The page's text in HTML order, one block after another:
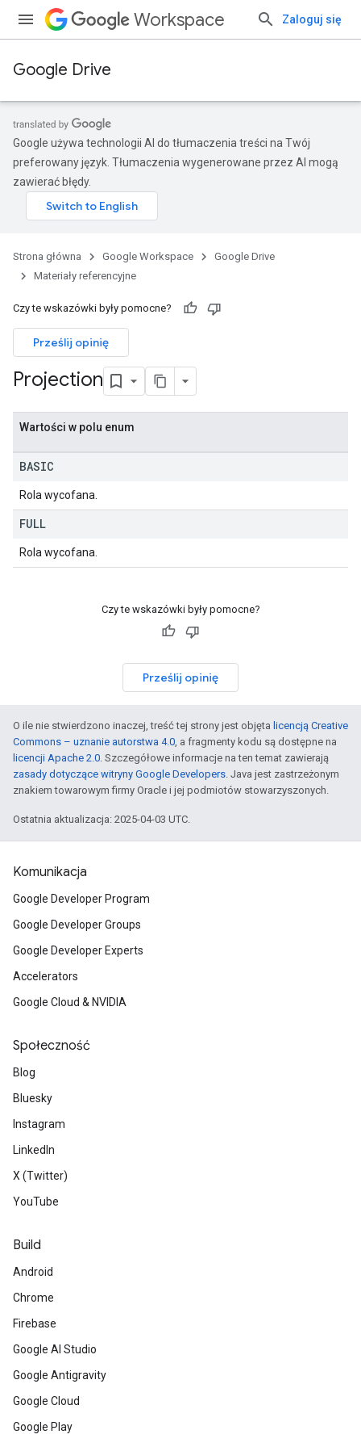
Workspace Zaloguj się
Google Drive
Google używa technologii AI do tłumaczenia treści na Twój
preferowany język. Tłumaczenia wygenerowane przez AI mogą
zawierać błędy.
Strona główna Google Workspace
Google Drive
Materiały referencyjne
Czy te wskazówki były pomocne?
Prześlij opinię
Projection
Wartości w polu enum
BASIC
Rola wycofana.
FULL
Rola wycofana.
Czy te wskazówki były pomocne?
Prześlij opinię
O ile nie stwierdzono inaczej, treść tej strony jest objęta licencją Creative
Commons – uznanie autorstwa 4.0, a fragmenty kodu są dostępne na
licencji Apache 2.0. Szczegółowe informacje na ten temat zawierają
zasady dotyczące witryny Google Developers. Java jest zastrzeżonym
znakiem towarowym firmy Oracle i jej podmiotów stowarzyszonych.
Ostatnia aktualizacja: 2025-04-03 UTC.
Komunikacja
Google Developer Program
Google Developer Groups
Google Developer Experts
Accelerators
Google Cloud & NVIDIA
Społeczność
Blog
Bluesky
Instagram
LinkedIn
X (Twitter)
YouTube
Build
Android
Chrome
Firebase
Google AI Studio
Google Antigravity
Google Cloud
Google Play